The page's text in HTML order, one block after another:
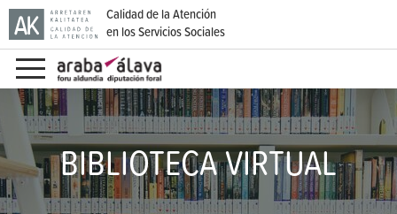
Ir directamente al contenido
Calidad de la Atención
en los Servicios Sociales
BIBLIOTECA VIRTUAL